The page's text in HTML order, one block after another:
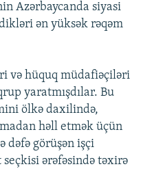
Azərbaycanda siyasi
ən yüksək rəqəm
və hüquq müdafiəçiləri
yaratmışdılar. Bu
ölkə daxilində,
həll etmək üçün
dəfə görüşən işçi
ərəfəsində təxirə